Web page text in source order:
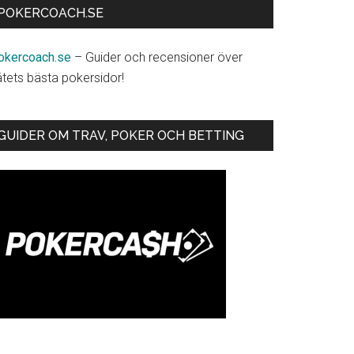
– Guider och recensioner över
bästa pokersidor!
OM TRAV, POKER OCH BETTING